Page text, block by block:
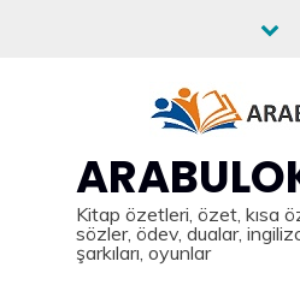
Kitap özetleri, özet, kısa
sözler, ödev, dualar,
şarkıları, oyunlar